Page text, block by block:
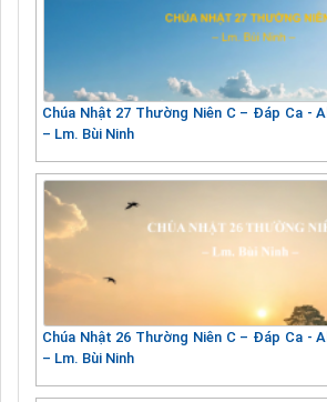
Chúa Nhật 27 Thường Niên C – Đáp Ca -
– Lm. Bùi Ninh
Chúa Nhật 26 Thường Niên C – Đáp Ca -
– Lm. Bùi Ninh